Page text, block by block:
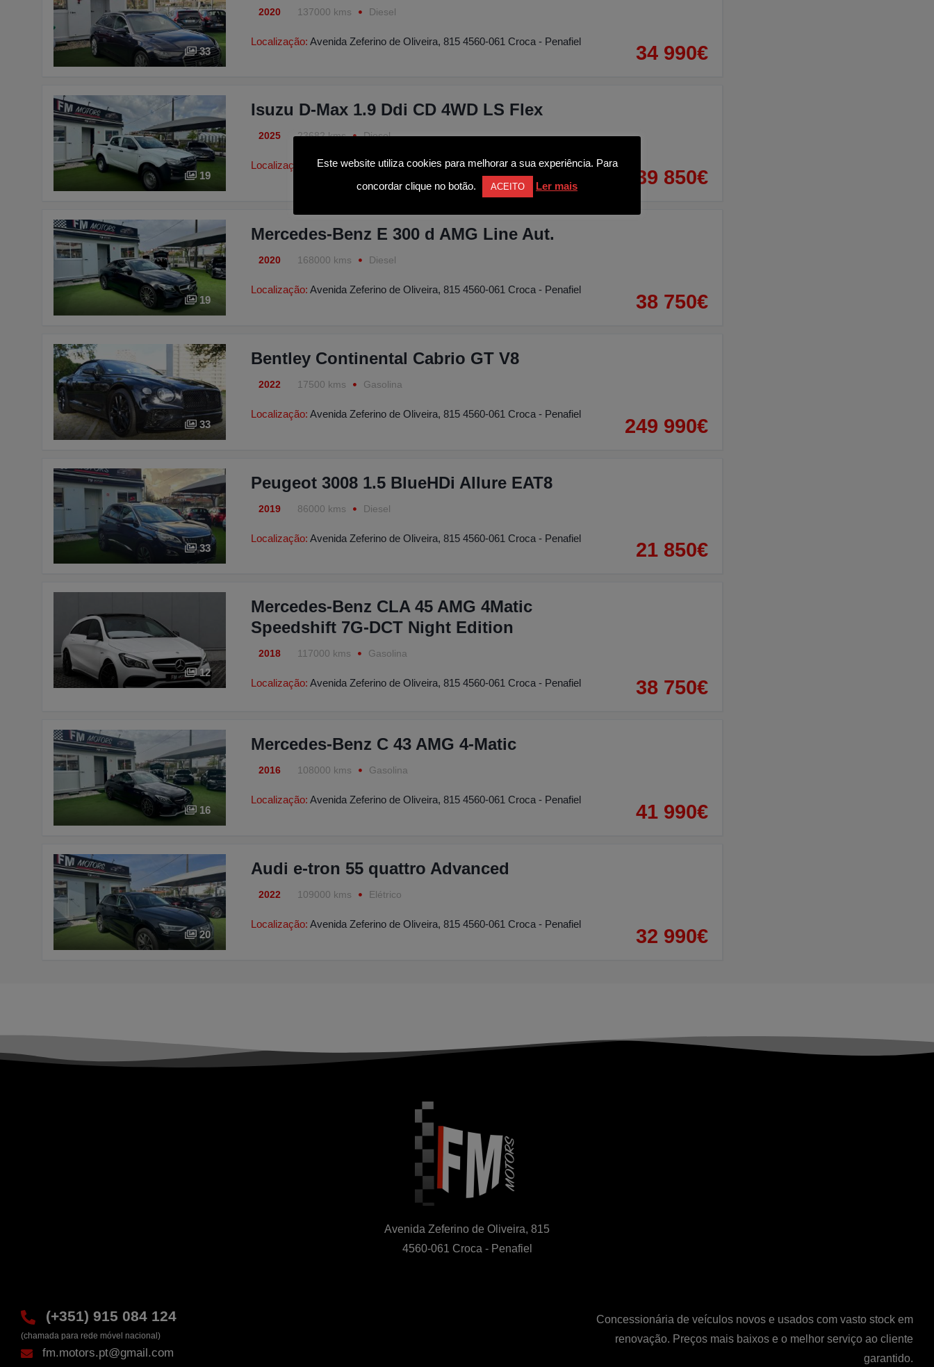
33
2020 137000 kms Diesel
Localização: Avenida Zeferino de Oliveira, 815 4560-061 Croca - Penafiel
34 990€
19
Isuzu D-Max 1.9 Ddi CD 4WD LS Flex
2025 23682 kms Diesel
Localização: Avenida Zeferino de Oliveira, 815 4560-061 Croca - Penafiel
39 850€
19
Mercedes-Benz E 300 d AMG Line Aut.
2020 168000 kms Diesel
Localização: Avenida Zeferino de Oliveira, 815 4560-061 Croca - Penafiel
38 750€
33
Bentley Continental Cabrio GT V8
2022 17500 kms Gasolina
Localização: Avenida Zeferino de Oliveira, 815 4560-061 Croca - Penafiel
249 990€
33
Peugeot 3008 1.5 BlueHDi Allure EAT8
2019 86000 kms Diesel
Localização: Avenida Zeferino de Oliveira, 815 4560-061 Croca - Penafiel
21 850€
12
Mercedes-Benz CLA 45 AMG 4Matic
Speedshift 7G-DCT Night Edition
2018 117000 kms Gasolina
Localização: Avenida Zeferino de Oliveira, 815 4560-061 Croca - Penafiel 38 750€
16
Mercedes-Benz C 43 AMG 4-Matic
2016 108000 kms Gasolina
Localização: Avenida Zeferino de Oliveira, 815 4560-061 Croca - Penafiel
41 990€
20
Audi e-tron 55 quattro Advanced
2022 109000 kms Elétrico
Localização: Avenida Zeferino de Oliveira, 815 4560-061 Croca - Penafiel
32 990€
Avenida Zeferino de Oliveira, 815
4560-061 Croca - Penafiel
(+351) 915 084 124
(chamada para rede móvel nacional)
fm.motors.pt@gmail.com
Concessionária de veículos novos e usados com vasto stock em
renovação. Preços mais baixos e o melhor serviço ao cliente
garantido.
Este website utiliza cookies para melhorar a sua experiência. Para
concordar clique no botão.
ACEITO Ler mais